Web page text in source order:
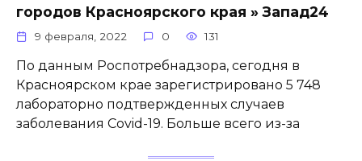
городов Красноярского края » Запад24
9 февраля, 2022 0 131
По данным Роспотребнадзора, сегодня в
Красноярском крае зарегистрировано 5 748
лабораторно подтвержденных случаев
заболевания Covid-19. Больше всего из-за